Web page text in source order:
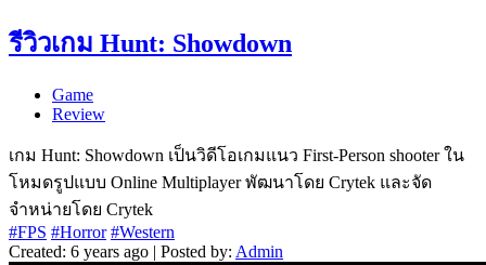
รีวิวเกม Hunt: Showdown
Game
Review
เกม Hunt: Showdown เป็นวิดีโอเกมแนว First-Person shooter ใน
โหมดรูปแบบ Online Multiplayer พัฒนาโดย Crytek และจัด
จำหน่ายโดย Crytek
#FPS #Horror #Western
Created: 6 years ago | Posted by: Admin